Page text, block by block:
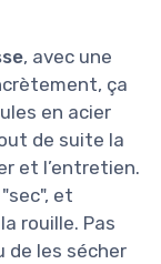
, avec une
ça
en acier
de suite la
et l’entretien.
et
rouille. Pas
de les sécher